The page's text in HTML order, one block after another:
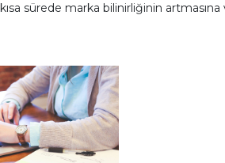
sürede marka bilinirliğinin artmasına